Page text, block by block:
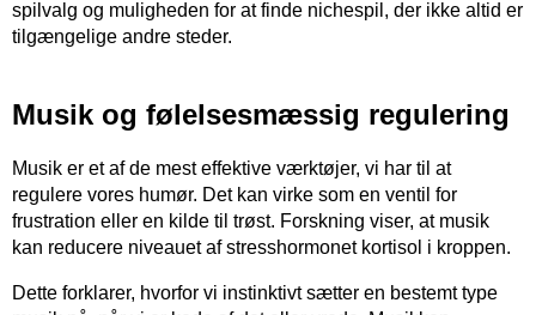
spilvalg og muligheden for at finde nichespil, der ikke altid er
tilgængelige andre steder.
Musik og følelsesmæssig regulering
Musik er et af de mest effektive værktøjer, vi har til at
regulere vores humør. Det kan virke som en ventil for
frustration eller en kilde til trøst. Forskning viser, at musik
kan reducere niveauet af stresshormonet kortisol i kroppen.
Dette forklarer, hvorfor vi instinktivt sætter en bestemt type